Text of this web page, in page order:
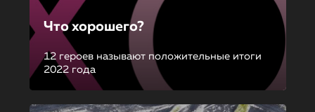
Что хорошего?
12 героев называют положительные итоги
2022 года